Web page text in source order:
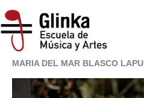
Profesora de
MARIA DEL MAR BLASCO